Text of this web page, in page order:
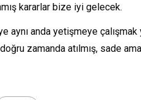
kararlar bize iyi gelecek.
aynı anda yetişmeye
zamanda atılmış, sade